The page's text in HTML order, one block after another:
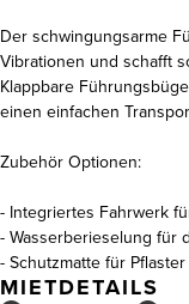
Der schwingungsarme
Vibrationen und schafft
Klappbare
einen einfachen
Zubehör Optionen:
- Integriertes Fahrwerk
- Wasserberieselung für
- Schutzmatte für Pflaster
MIETDETAILS